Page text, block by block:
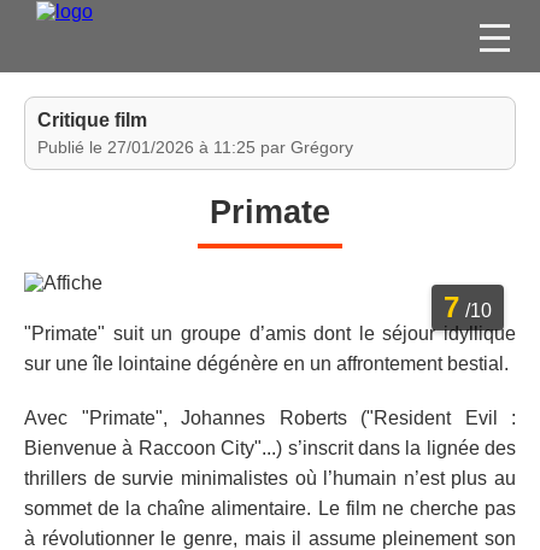
FILMS
MEMBRE
Critique film
Publié le 27/01/2026 à 11:25 par Grégory
Primate
7 /10
"Primate" suit un groupe d’amis dont le séjour idyllique
sur une île lointaine dégénère en un affrontement bestial.
Avec "Primate", Johannes Roberts ("Resident Evil :
Bienvenue à Raccoon City"...) s’inscrit dans la lignée des
thrillers de survie minimalistes où l’humain n’est plus au
sommet de la chaîne alimentaire. Le film ne cherche pas
à révolutionner le genre, mais il assume pleinement son